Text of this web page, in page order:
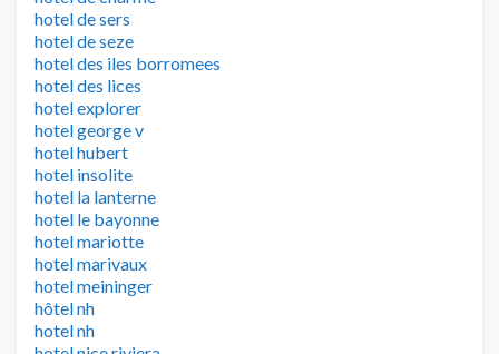
hotel de sers
hotel de seze
hotel des iles borromees
hotel des lices
hotel explorer
hotel george v
hotel hubert
hotel insolite
hotel la lanterne
hotel le bayonne
hotel mariotte
hotel marivaux
hotel meininger
hôtel nh
hotel nh